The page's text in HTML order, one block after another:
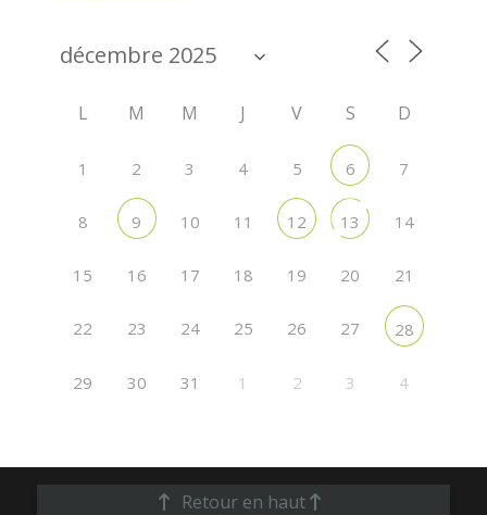
L M M J V S D
1 2 3 4 5 6 7
8 9 10 11 12 13 14
15 16 17 18 19 20 21
22 23 24 25 26 27 28
29 30 31 1 2 3 4
Retour en haut